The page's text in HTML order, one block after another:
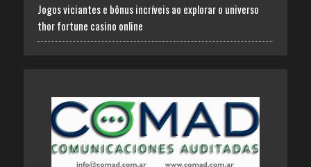
Jogos viciantes e bônus incríveis ao explorar o universo
thor fortune casino online